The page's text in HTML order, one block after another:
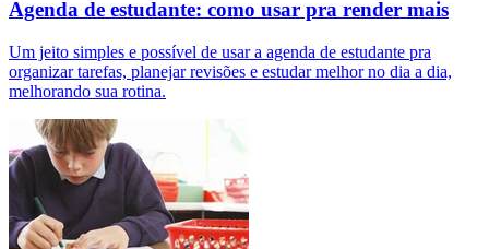
Agenda de estudante: como usar pra render mais
Um jeito simples e possível de usar a agenda de estudante pra
organizar tarefas, planejar revisões e estudar melhor no dia a dia,
melhorando sua rotina.